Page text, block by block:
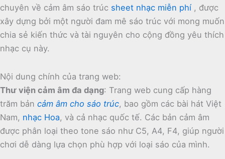
chuyên về cảm âm sáo trúc sheet nhạc miễn phí , được
xây dựng bởi một người đam mê sáo trúc với mong muốn
chia sẻ kiến thức và tài nguyên cho cộng đồng yêu thích
nhạc cụ này.
Nội dung chính của trang web:
Thư viện cảm âm đa dạng: Trang web cung cấp hàng
trăm bản cảm âm cho sáo trúc, bao gồm các bài hát Việt
Nam, nhạc Hoa, và cả nhạc quốc tế. Các bản cảm âm
được phân loại theo tone sáo như C5, A4, F4, giúp người
chơi dễ dàng lựa chọn phù hợp với loại sáo của mình.